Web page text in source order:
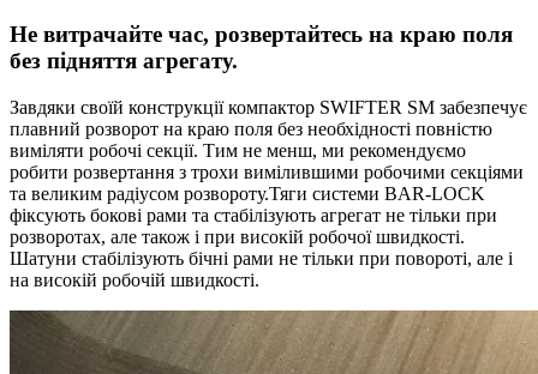
Не витрачайте час, розвертайтесь на краю поля
без підняття агрегату.
Завдяки своїй конструкції компактор SWIFTER SM забезпечує
плавний розворот на краю поля без необхідності повністю
виміляти робочі секції. Тим не менш, ми рекомендуємо
робити розвертання з трохи вимілившими робочими секціями
та великим радіусом розвороту.Тяги системи BAR-LOCK
фіксують бокові рами та стабілізують агрегат не тільки при
розворотах, але також і при високій робочої швидкості.
Шатуни стабілізують бічні рами не тільки при повороті, але і
на високій робочій швидкості.